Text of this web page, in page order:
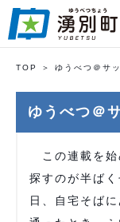
TOP ゆうべつ＠サ
ゆうべつ＠
この連載を始
探すのが半ば
日、自宅そば